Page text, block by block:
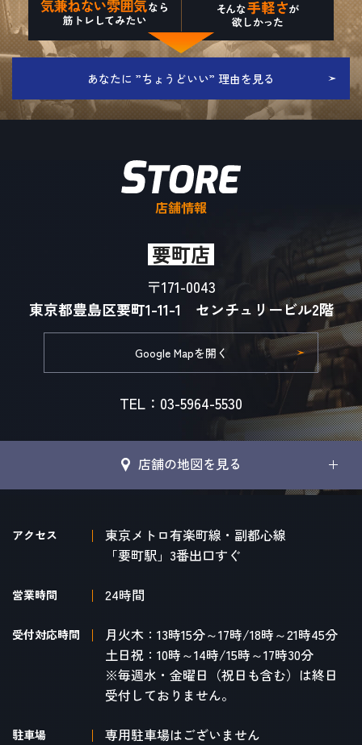
あなたに ”ちょうどいい” 理由を見る
店舗情報
要町店
〒171-0043
東京都豊島区要町1-11-1 センチュリービル2階
Google Mapを開く
TEL：03-5964-5530
店舗の地図を見る
アクセス
東京メトロ有楽町線・副都心線
「要町駅」3番出口すぐ
営業時間 24時間
受付対応時間
月火木：13時15分～17時/18時～21時45分
土日祝：10時～14時/15時～17時30分
※毎週水・金曜日（祝日も含む）は終日
受付しておりません。
駐車場 専用駐車場はございません